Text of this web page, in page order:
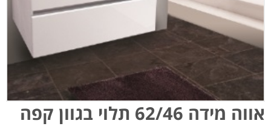
אווה מידה 62/46 תלוי בגוון קפה